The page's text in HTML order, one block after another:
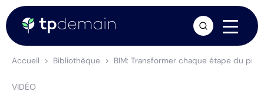
Accueil Bibliothèque BIM: Transformer chaque étape du
VIDÉO
arrow_forward